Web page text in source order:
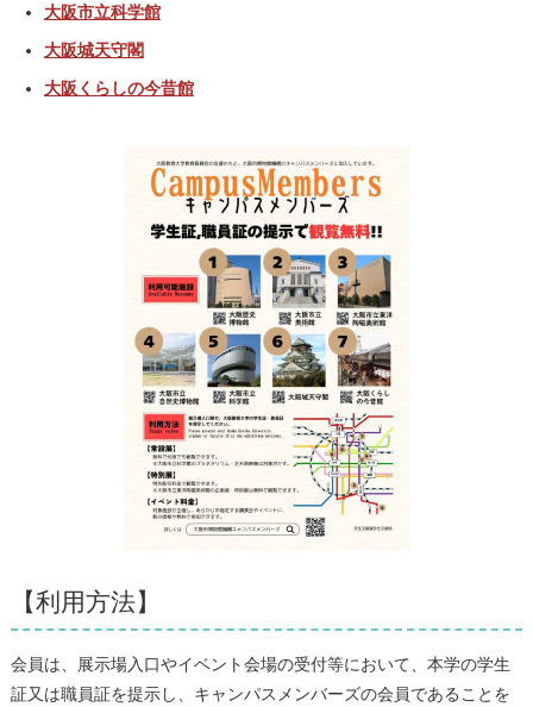
大阪市立科学館
大阪城天守閣
大阪くらしの今昔館
【利用方法】
会員は、展示場入口やイベント会場の受付等において、本学の学生
証又は職員証を提示し、キャンパスメンバーズの会員であることを